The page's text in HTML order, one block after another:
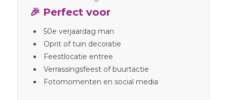
🎉 Perfect voor
50e verjaardag man
Oprit of tuin decoratie
Feestlocatie entree
Verrassingsfeest of buurtactie
Fotomomenten en social media